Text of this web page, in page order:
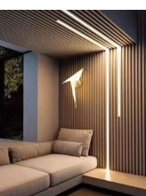
22%
1/4"
hypalon sin
tela 3 MPA